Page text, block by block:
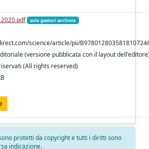
solo gestori archivio
science/article/pii/
(versione pubblicata con il layout
(All rights reserved)
protetti da copyright e tutti i diritti sono
indicazione.